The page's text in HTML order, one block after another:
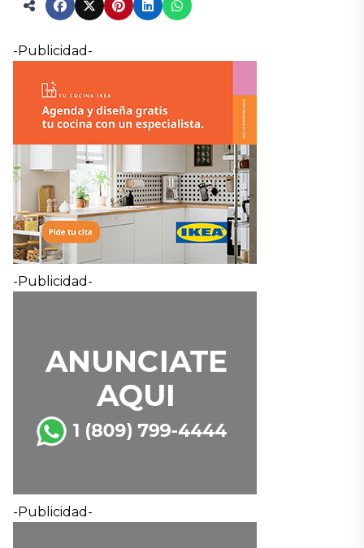
-Publicidad-
-Publicidad-
-Publicidad-